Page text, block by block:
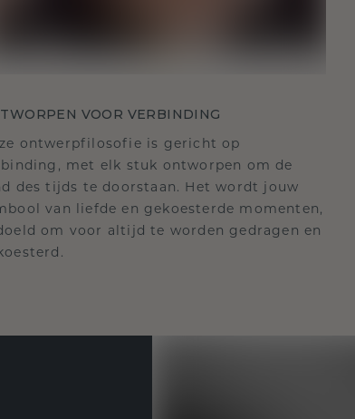
VOOR VERBINDING
ontwerpfilosofie is gericht op
met elk stuk ontworpen om de
des tijds te doorstaan. Het wordt jouw
van liefde en gekoesterde momenten,
om voor altijd te worden gedragen en